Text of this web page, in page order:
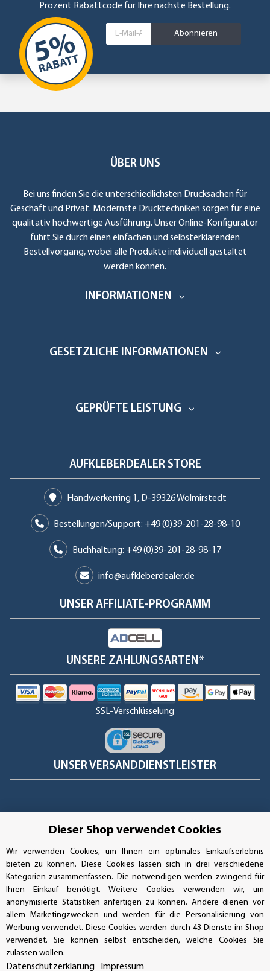
Prozent Rabattcode für Ihre nächste Bestellung.
Abonnieren
ÜBER UNS
Bei uns finden Sie die unterschiedlichsten Drucksachen für
Geschäft und Privat. Modernste Drucktechniken sorgen für eine
qualitativ hochwertige Ausführung. Unser Online-Konfigurator
führt Sie durch einen einfachen und selbsterklärenden
Bestellvorgang, wobei alle Produkte individuell gestaltet
werden können.
INFORMATIONEN
GESETZLICHE INFORMATIONEN
GEPRÜFTE LEISTUNG
AUFKLEBERDEALER STORE
Handwerkerring 1, D-39326 Wolmirstedt
Bestellungen/Support: +49 (0)39-201-28-98-10
Buchhaltung: +49 (0)39-201-28-98-17
info@aufkleberdealer.de
UNSER AFFILIATE-PROGRAMM
UNSERE ZAHLUNGSARTEN*
SSL-Verschlüsselung
UNSER VERSANDDIENSTLEISTER
Vertrag widerrufen
Dieser Shop verwendet Cookies
Wir verwenden Cookies, um Ihnen ein optimales Einkaufserlebnis
bieten zu können. Diese Cookies lassen sich in drei verschiedene
Kategorien zusammenfassen. Die notwendigen werden zwingend für
Ihren Einkauf benötigt. Weitere Cookies verwenden wir, um
anonymisierte Statistiken anfertigen zu können. Andere dienen vor
allem Marketingzwecken und werden für die Personalisierung von
Werbung verwendet. Diese Cookies werden durch 43 Dienste im Shop
verwendet. Sie können selbst entscheiden, welche Cookies Sie
zulassen wollen.
Datenschutzerklärung Impressum